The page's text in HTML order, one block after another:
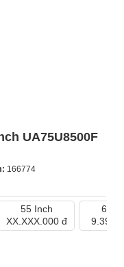
UA75U8500F
166774
55 Inch
XX.XXX.000 đ
65